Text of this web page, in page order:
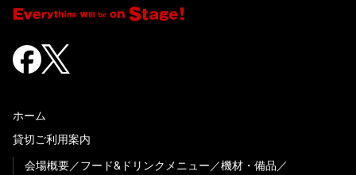
ホーム
貸切ご利用案内
会場概要
フード&ドリンクメニュー
機材・備品